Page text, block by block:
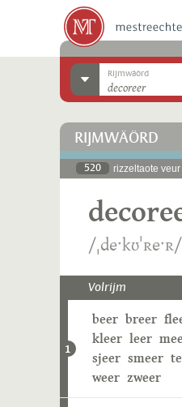
Rijmwäörd
RIJMWÄÖRD
520 rizzeltaote veur
/ˌdeˑkʊˈʀeˑʀ/
Volrijm
1
beer breer
kleer leer
sjeer smeer
weer zweer